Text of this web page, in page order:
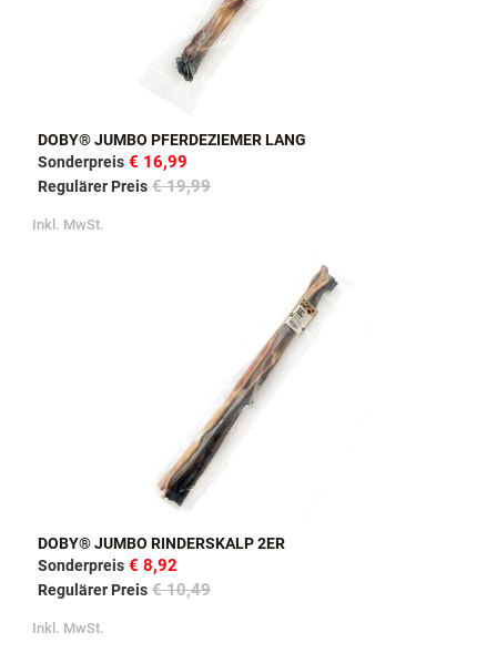
DOBY® JUMBO PFERDEZIEMER LANG
Sonderpreis € 16,99
Regulärer Preis € 19,99
Inkl. MwSt.
DOBY® JUMBO RINDERSKALP 2ER
Sonderpreis € 8,92
Regulärer Preis € 10,49
Inkl. MwSt.